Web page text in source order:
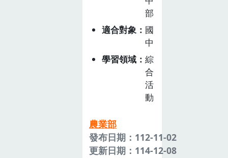
程中涉及的生態
環境、動物福
利、健康飲食、
食品安全等議
題。由全球化觀
點探討飲食生活
與社會經濟、宗
性。此外，規劃
校外畜產觀光工
廠參訪體驗活
部
適合對象
國
中
學習領域
綜
合
活
動
農業部
發布日期：112-11-02
更新日期：114-12-08